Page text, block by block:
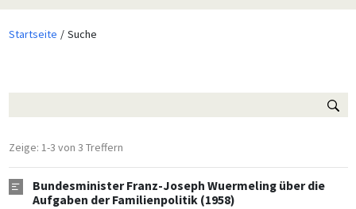
Startseite Suche
Zeige: 1-3 von 3 Treffern
Bundesminister Franz-Joseph Wuermeling über die
Aufgaben der Familienpolitik (1958)